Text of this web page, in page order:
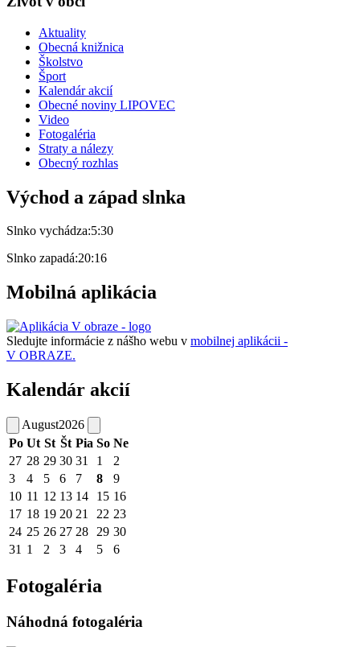
Aktuality
Obecná knižnica
Školstvo
Šport
Kalendár akcií
Obecné noviny LIPOVEC
Video
Fotogaléria
Straty a nálezy
Obecný rozhlas
Východ a západ slnka
Slnko vychádza:5:30
Slnko zapadá:20:16
Mobilná aplikácia
Sledujte informácie z nášho webu v mobilnej aplikácii -
V OBRAZE.
Kalendár akcií
August2026
Po Ut St Št Pia So Ne
27 28 29 30 31 1
2
3
4 5 6 7 8
9
10 11 12 13 14 15 16
17 18 19 20 21 22 23
24 25 26 27 28 29 30
31 1 2 3 4 5 6
Fotogaléria
Náhodná fotogaléria